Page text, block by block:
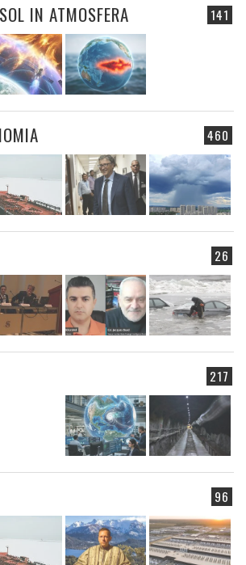
141
IN ATMOSFERA
460
26
217
96